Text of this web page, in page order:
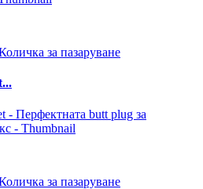
за пазаруване
за пазаруване